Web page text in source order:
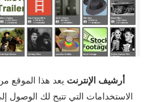
أرشيف الإنترنت يعد هذا الموقع
الاستخدامات التي تتيح لك الوصول